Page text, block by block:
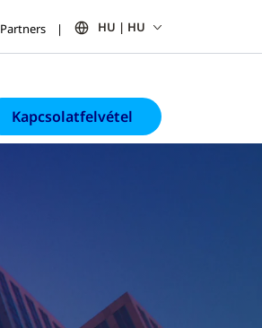
Partners HU | HU
Kapcsolatfelvétel